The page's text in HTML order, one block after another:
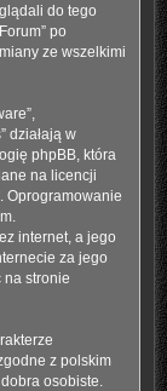
do tego
po
ze wszelkimi
działają w
phpBB, która
na licencji
Oprogramowanie
.
internet, a jego
za jego
na stronie
z polskim
osobiste.